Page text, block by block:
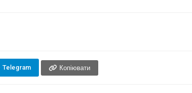
Telegram Копіювати